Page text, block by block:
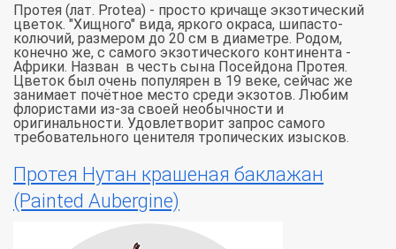
Протея (лат. Protea) - просто кричаще экзотический
цветок. "Хищного" вида, яркого окраса, шипасто-
колючий, размером до 20 см в диаметре. Родом,
конечно же, с самого экзотического континента -
Африки. Назван в честь сына Посейдона Протея.
Цветок был очень популярен в 19 веке, сейчас же
занимает почётное место среди экзотов. Любим
флористами из-за своей необычности и
оригинальности. Удовлетворит запрос самого
требовательного ценителя тропических изысков.
Протея Нутан крашеная баклажан
(Painted Aubergine)